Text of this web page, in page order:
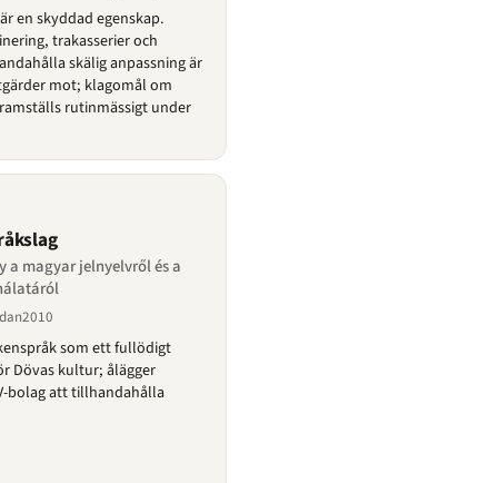
en skyddad egenskap.
trakasserier och
skälig anpassning är
mot; klagomål om
rutinmässigt under
a magyar jelnyelvről és a
som ett fullödigt
Dövas kultur; ålägger
bolag att tillhandahålla